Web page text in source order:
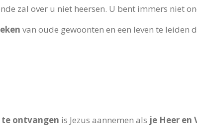
zal over u niet heersen. U bent immers niet
van oude gewoonten en een leven te leiden
te ontvangen is Jezus aannemen als je Heer en